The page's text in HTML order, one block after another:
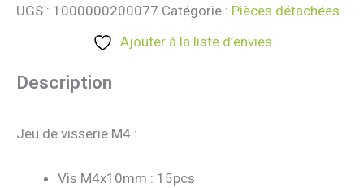
UGS : 1000000200077 Catégorie : Pièces détachées
Ajouter à la liste d’envies
Description
Jeu de visserie M4 :
Vis M4x10mm : 15pcs